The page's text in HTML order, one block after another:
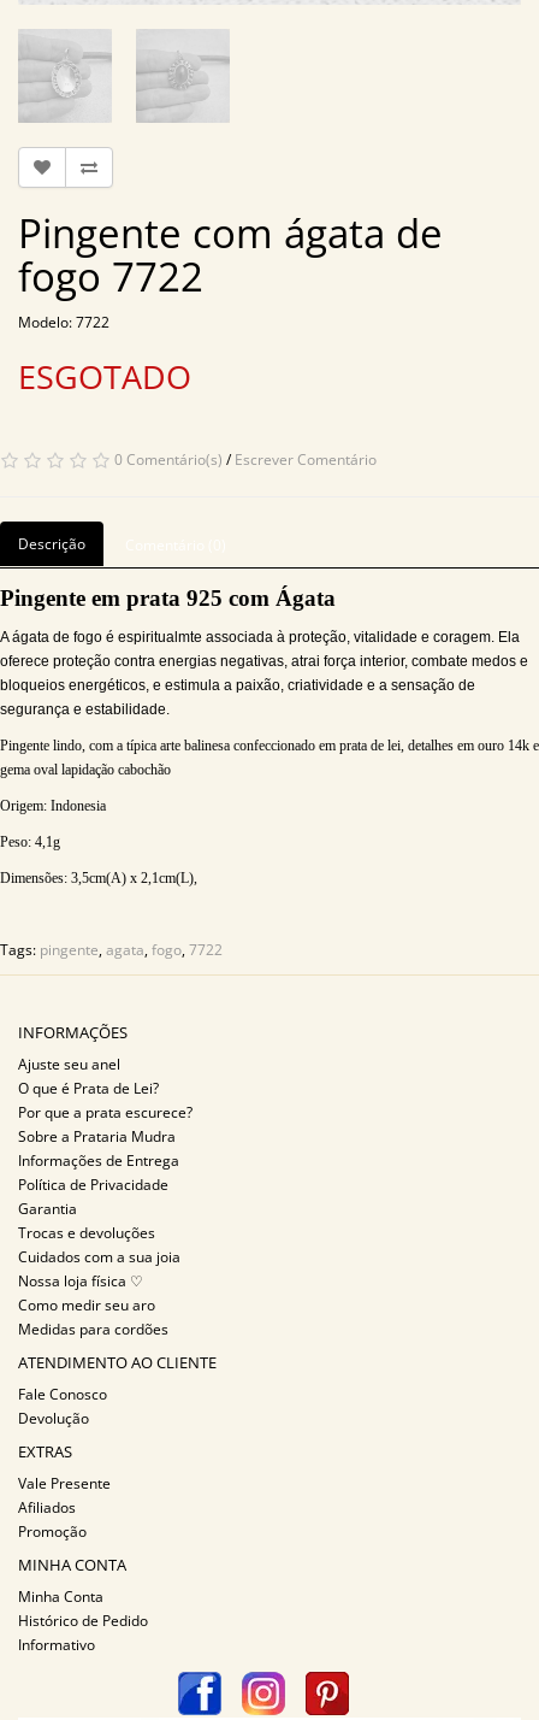
Pingente com ágata de
fogo 7722
Modelo: 7722
ESGOTADO
0 Comentário(s) /Escrever Comentário
Descrição
Pingente em prata 925 com Ágata
A ágata de fogo é espiritualmte associada à proteção, vitalidade e coragem. Ela
oferece proteção contra energias negativas, atrai força interior, combate medos e
bloqueios energéticos, e estimula a paixão, criatividade e a sensação de
segurança e estabilidade.
Pingente lindo, com a típica arte balinesa confeccionado em prata de lei, detalhes em ouro 14k e
gema oval lapidação cabochão
Origem: Indonesia
Peso: 4,1g
Dimensões: 3,5cm(A) x 2,1cm(L),
Tags: pingente,agata,fogo,7722
INFORMAÇÕES
Ajuste seu anel
O que é Prata de Lei?
Por que a prata escurece?
Sobre a Prataria Mudra
Informações de Entrega
Política de Privacidade
Garantia
Trocas e devoluções
Cuidados com a sua joia
Nossa loja física ♡
Como medir seu aro
Medidas para cordões
ATENDIMENTO AO CLIENTE
Fale Conosco
Devolução
EXTRAS
Vale Presente
Afiliados
Promoção
MINHA CONTA
Minha Conta
Histórico de Pedido
Informativo